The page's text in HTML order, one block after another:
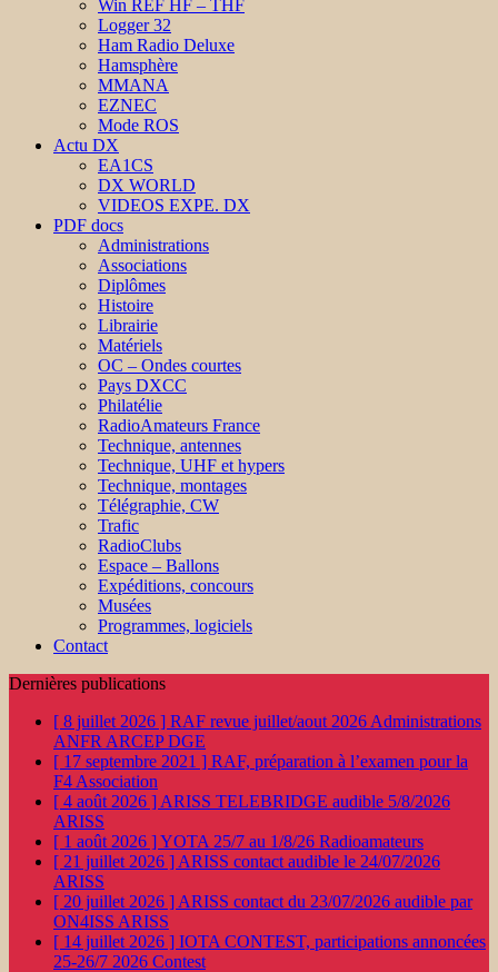
Win REF HF – THF
Logger 32
Ham Radio Deluxe
Hamsphère
MMANA
EZNEC
Mode ROS
Actu DX
EA1CS
DX WORLD
VIDEOS EXPE. DX
PDF docs
Administrations
Associations
Diplômes
Histoire
Librairie
Matériels
OC – Ondes courtes
Pays DXCC
Philatélie
RadioAmateurs France
Technique, antennes
Technique, UHF et hypers
Technique, montages
Télégraphie, CW
Trafic
RadioClubs
Espace – Ballons
Expéditions, concours
Musées
Programmes, logiciels
Contact
Dernières publications
[ 8 juillet 2026 ] RAF revue juillet/aout 2026 Administrations
ANFR ARCEP DGE
[ 17 septembre 2021 ] RAF, préparation à l’examen pour la
F4 Association
[ 4 août 2026 ] ARISS TELEBRIDGE audible 5/8/2026
ARISS
[ 1 août 2026 ]YOTA 25/7 au 1/8/26 Radioamateurs
[ 21 juillet 2026 ] ARISS contact audible le 24/07/2026
ARISS
[ 20 juillet 2026 ] ARISS contact du 23/07/2026 audible par
ON4ISS ARISS
[ 14 juillet 2026 ] IOTA CONTEST, participations annoncées
25-26/7 2026 Contest